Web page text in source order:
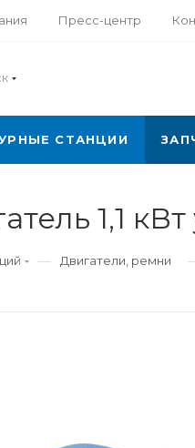
Пресс-центр
СТАНЦИИ
1,1
— Двигатели, ремни